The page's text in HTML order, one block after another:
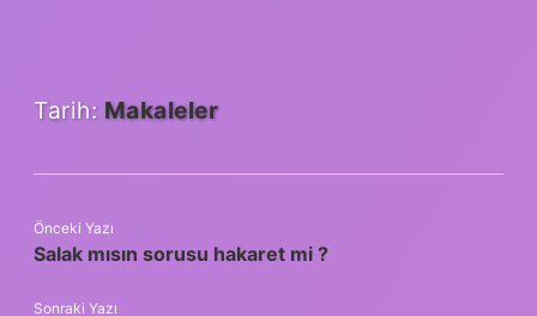
Tarih: Makaleler
Önceki Yazı
Salak mısın sorusu hakaret mi ?
Sonraki Yazı